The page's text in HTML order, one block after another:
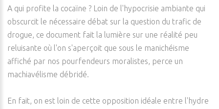
A qui profite la cocaïne ? Loin de l'hypocrisie ambiante qui
obscurcit le nécessaire débat sur la question du trafic de
drogue, ce document fait la lumière sur une réalité peu
reluisante où l'on s'aperçoit que sous le manichéisme
affiché par nos pourfendeurs moralistes, perce un
machiavélisme débridé.
En fait, on est loin de cette opposition idéale entre l'hydre